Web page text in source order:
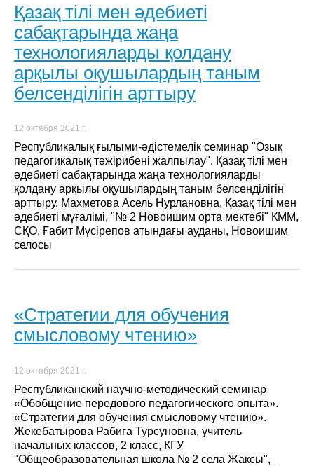
Қазақ тілі мен әдебиеті
сабақтарында жаңа
технологияларды қолдану
арқылы оқушылардың таным
белсенділігін арттыру
12 октября 2021 г.
Республикалық ғылыми-әдістемелік семинар "Озық
педагогикалық тәжірибені жалпылау". Қазақ тілі мен
әдебиеті сабақтарында жаңа технологияларды
қолдану арқылы оқушылардың таным белсенділігін
арттыру. Махметова Асель Нурлановна, Қазақ тілі мен
әдебиеті мұғалімі, "№ 2 Новоишим орта мектебі" КММ,
СҚО, Ғабит Мүсірепов атындағы ауданы, Новоишим
селосы
«Стратегии для обучения
смысловому чтению»
12 октября 2021 г.
Республиканский научно-методический семинар
«Обобщение передового педагогического опыта».
«Стратегии для обучения смысловому чтению».
Жекебатырова Рабига Турсуновна, учитель
начальных классов, 2 класс, КГУ
"Общеобразовательная школа № 2 села Жаксы",